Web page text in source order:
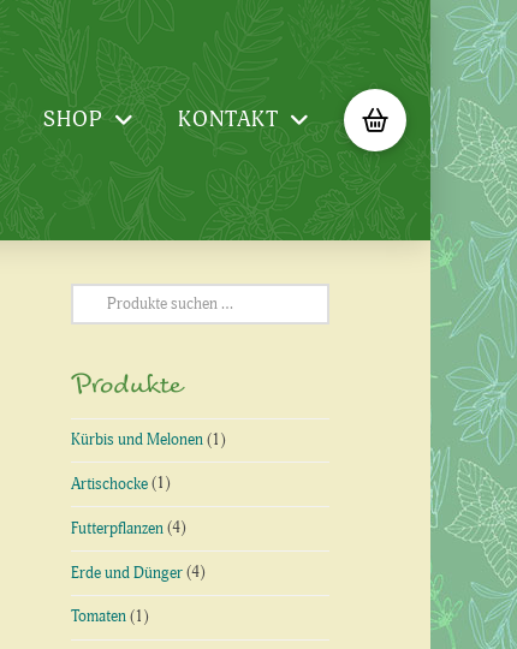
SHOP KONTAKT
Suchen
nach:
Produkte
Kürbis und Melonen (1)
Artischocke (1)
Futterpflanzen (4)
Erde und Dünger (4)
Tomaten (1)